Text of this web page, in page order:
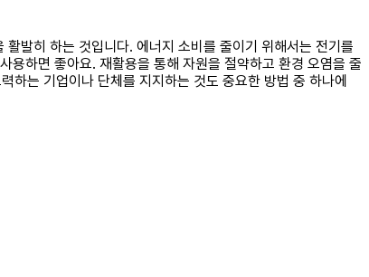
발히 하는 것입니다. 에너지 소비를 줄이기 위해서는 전기를
용하면 좋아요. 재활용을 통해 자원을 절약하고 환경 오염을 줄
하는 기업이나 단체를 지지하는 것도 중요한 방법 중 하나에